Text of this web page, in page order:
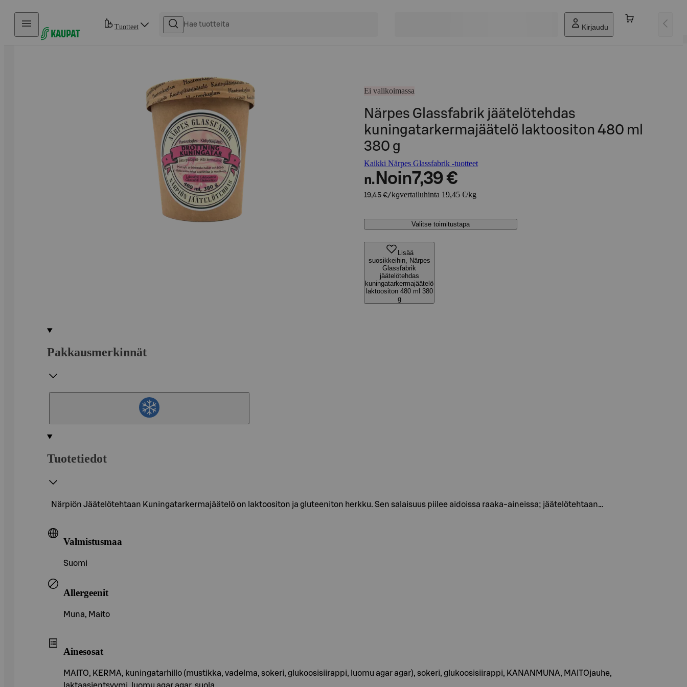
Hyppää sisältöön
Tuotteet Kirjaudu
Ei valikoimassa
Närpes Glassfabrik jäätelötehdas
kuningatarkermajäätelö laktoositon 480 ml
380 g
Kaikki Närpes Glassfabrik -tuotteet
n. Noin7,39 €
19,45 €/kgvertailuhinta 19,45 €/kg
Valitse toimitustapa
Lisää
suosikkeihin, Närpes
Glassfabrik
jäätelötehdas
kuningatarkermajäätelö
laktoositon 480 ml 380
g
Pakkausmerkinnät
Tuotetiedot
Närpiön Jäätelötehtaan Kuningatarkermajäätelö on laktoositon ja gluteeniton herkku. Sen salaisuus piilee aidoissa raaka-aineissa; jäätelötehtaan…
Valmistusmaa
Suomi
Allergeenit
Muna, Maito
Ainesosat
MAITO, KERMA, kuningatarhillo (mustikka, vadelma, sokeri, glukoosisiirappi, luomu agar agar), sokeri, glukoosisiirappi, KANANMUNA, MAITOjauhe,